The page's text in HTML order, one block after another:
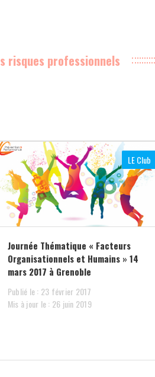
risques professionnels
LE Club
Journée Thématique « Facteurs
Organisationnels et Humains » 14
mars 2017 à Grenoble
Publié le : 23 février 2017
Mis à jour le : 26 juin 2019